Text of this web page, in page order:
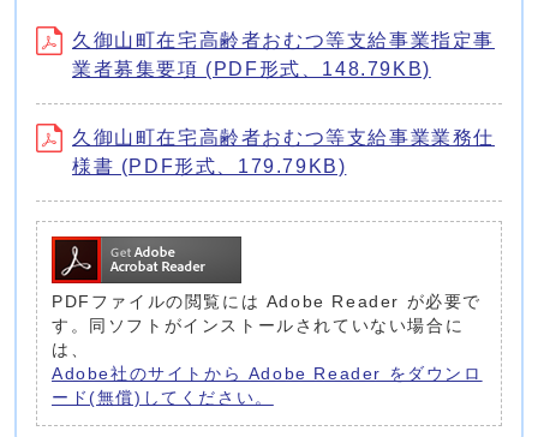
久御山町在宅高齢者おむつ等支給事業指定事
業者募集要項 (PDF形式、148.79KB)
久御山町在宅高齢者おむつ等支給事業業務仕
様書 (PDF形式、179.79KB)
PDFファイルの閲覧には Adobe Reader が必要で
す。同ソフトがインストールされていない場合に
は、
Adobe社のサイトから Adobe Reader をダウンロ
ード(無償)してください。